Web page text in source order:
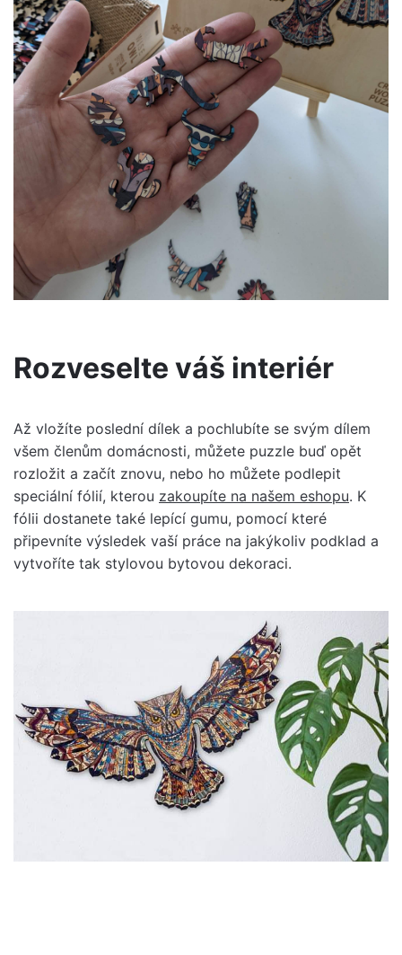
Rozveselte váš interiér
Až vložíte poslední dílek a pochlubíte se svým dílem
všem členům domácnosti, můžete puzzle buď opět
rozložit a začít znovu, nebo ho můžete podlepit
speciální fólií, kterou zakoupíte na našem eshopu. K
fólii dostanete také lepící gumu, pomocí které
připevníte výsledek vaší práce na jakýkoliv podklad a
vytvoříte tak stylovou bytovou dekoraci.